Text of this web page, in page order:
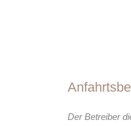
Der Betreiber